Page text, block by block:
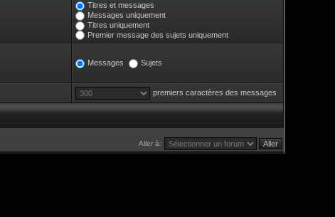
Titres et messages
Messages uniquement
Titres uniquement
Premier message des sujets uniquement
Messages Sujets
premiers caractères des messages
Aller à: